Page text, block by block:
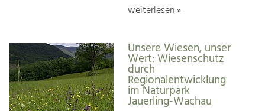
weiterlesen »
Unsere Wiesen, unser
Wert: Wiesenschutz
durch
Regionalentwicklung
im Naturpark
Jauerling-Wachau